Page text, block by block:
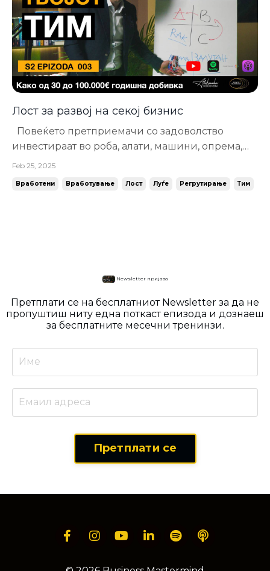
Лост за развој на секој бизнис
Повеќето претприемачи со задоволство
инвестираат во роба, алати, машини, опрема,
софтвер, објекти... Притоа заборавајќи дека тие
Feb 25, 2025
Вработени Вработување Лост Луѓе Регрутирање Тим
Newsletter пријава
Претплати се на бесплатниот Newsletter за да не
пропуштиш ниту една поткаст епизода и дознаеш
за бесплатните месечни тренинзи.
Претплати се